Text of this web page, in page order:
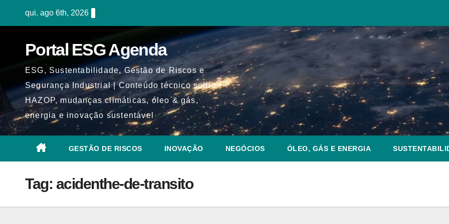
qui. ago 6th, 2026
Portal ESG Agenda
ESG, Sustentabilidade, Gestão de Riscos e
Segurança Industrial | Conteúdo técnico sobre
HAZOP, mudanças climáticas, óleo & gás,
energia e inovação sustentável
GESTÃO DE RISCOS INOVAÇÃO NEGÓCIOS ÓLEO, GÁS E ENERGIA
Tag: acidenthe-de-transito